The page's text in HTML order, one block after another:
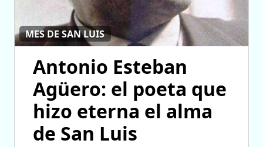
MES DE SAN LUIS
Antonio Esteban
Agüero: el poeta que
hizo eterna el alma
de San Luis